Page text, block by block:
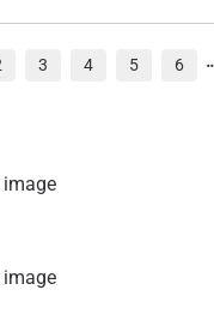
3 4 5 6